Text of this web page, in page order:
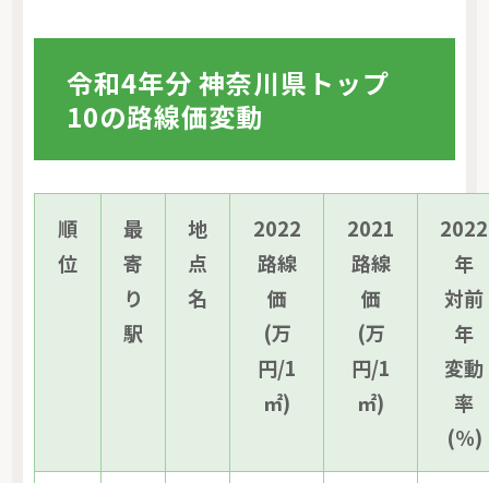
令和4年分 神奈川県トップ
10の路線価変動
順
位
最
寄
り
駅
地
点
名
2022
路線
価
(万
円/1
㎡)
2021
路線
価
(万
円/1
㎡)
2022
年
対前
年
変動
率
(％)